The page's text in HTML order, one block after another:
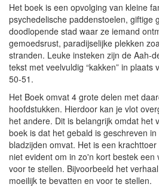
Het boek is een opvolging van kleine
psychedelische paddenstoelen, giftige
doodlopende stad waar ze iemand
gemoedsrust, paradijselijke plekken
stranden. Leuke insteken zijn de Aah-
tekst met veelvuldig “kakken” in plaats
50-51.
Het Boek omvat 4 grote delen met
hoofdstukken. Hierdoor kan je vlot
het andere. Dit is belangrijk omdat het
boek is dat het gebald is geschreven
bladzijden omvat. Het is een
niet evident om in zo'n kort bestek een
voor te stellen. Bijvoorbeeld het
moeilijk te bevatten en voor te stellen.